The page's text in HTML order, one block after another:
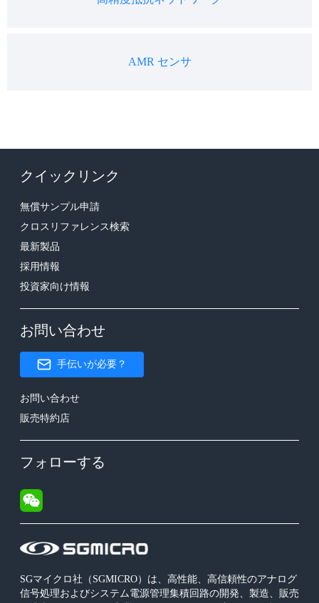
AMR センサ
SGマイクロ社（SGMICRO）は、高性能、高信頼性のアナログ
信号処理およびシステム電源管理集積回路の開発、製造、販売
クイックリンク
無償サンプル申請
クロスリファレンス検索
最新製品
採用情報
投資家向け情報
お問い合わせ
手伝いが必要？
お問い合わせ
販売特約店
フォローする